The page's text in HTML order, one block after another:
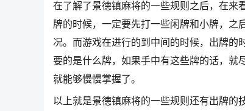
在了解了景德镇麻将的一些规则之后，在来
牌的时候，一定要先打一些闲牌和小牌，之
况。而游戏在进行的到中间的时候，出牌的
要的是什么牌，如果手中有这些牌的话，就
就能够慢慢掌握了。
以上就是景德镇麻将的一些规则还有出牌的